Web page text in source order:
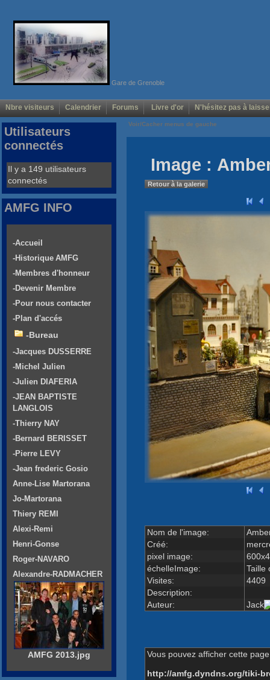
Gare de Grenoble
Nbre visiteurs Calendrier Forums Livre d'or N'hésitez pas à
Voir/Cacher menus de gauche
Image :
Retour à la galerie
Nom de l'image:
Créé:
pixel image:
échelleImage:
Taille
Visites:
4409
Description:
Auteur:
Jack
Vous pouvez afficher cette
http://amfg.dyndns.org/tiki-
Utilisateurs
connectés
Il y a 149 utilisateurs
connectés
AMFG INFO
-Accueil
-Historique AMFG
-Membres d'honneur
-Devenir Membre
-Pour nous contacter
-Plan d'accés
-Bureau
-Jacques DUSSERRE
-Michel Julien
-Julien DIAFERIA
-JEAN BAPTISTE
LANGLOIS
-Thierry NAY
-Bernard BERISSET
-Pierre LEVY
-Jean frederic Gosio
Anne-Lise Martorana
Jo-Martorana
Thiery REMI
Alexi-Remi
Henri-Gonse
Roger-NAVARO
Alexandre-RADMACHER
AMFG 2013.jpg